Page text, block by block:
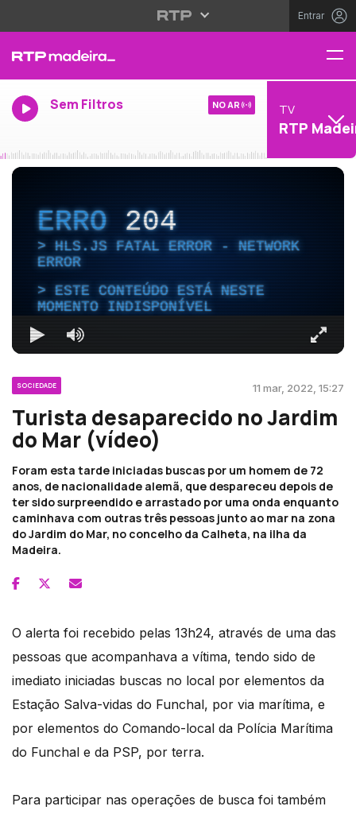
Entrar
Sem Filtros NO AR TV
RTP
ERRO204
HLS.JS FATAL ERROR - NETWORK
ERROR
ESTE CONTEÚDO ESTÁ NESTE
MOMENTO INDISPONÍVEL
SOCIEDADE 11 mar, 2022, 15:27
Turista desaparecido no Jardim
do Mar (vídeo)
Foram esta tarde iniciadas buscas por um homem de 72
anos, de nacionalidade alemã, que despareceu depois de
ter sido surpreendido e arrastado por uma onda enquanto
caminhava com outras três pessoas junto ao mar na zona
do Jardim do Mar, no concelho da Calheta, na ilha da
Madeira.
O alerta foi recebido pelas 13h24, através de uma das
pessoas que acompanhava a vítima, tendo sido de
imediato iniciadas buscas no local por elementos da
Estação Salva-vidas do Funchal, por via marítima, e
por elementos do Comando-local da Polícia Marítima
do Funchal e da PSP, por terra.
Para participar nas operações de busca foi também